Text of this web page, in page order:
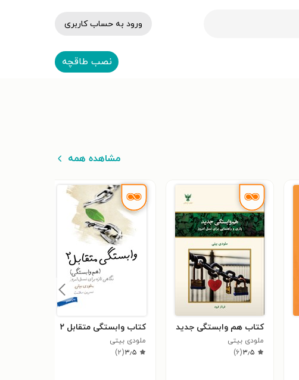
ورود به حساب کاربری
نصب طاقچه
مشاهده همه
کتاب هم وابستگی جدید
ملودی بیتی
۳٫۵(۶)
کتاب وابستگی متقابل ۲
ملودی بیتی
۳٫۵(۲)